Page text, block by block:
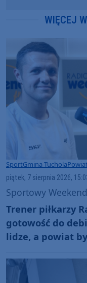
WIĘCEJ
SportGmina Tuchola
piątek, 7 sierpnia 2026,
Sportowy
Trener piłkarzy
gotowość do
lidze, a powiat